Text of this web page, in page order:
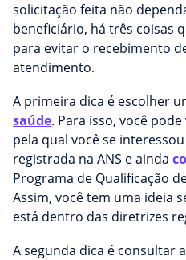
solicitação feita não
beneficiário, há três coisas
para evitar o recebimento
atendimento.
A primeira dica é escolher
saúde. Para isso, você
pela qual você se
registrada na ANS e ainda
Programa de Qualificação
Assim, você tem uma ideia
está dentro das diretrizes
A segunda dica é consultar